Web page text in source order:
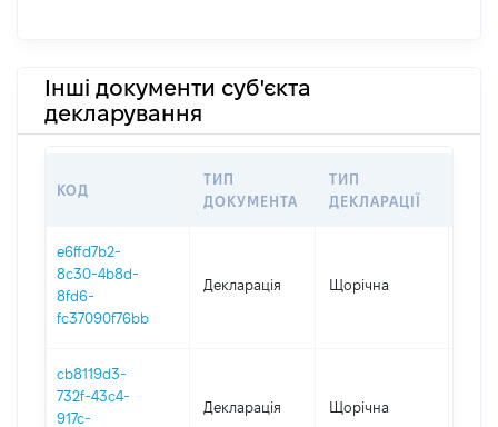
Інші документи суб'єкта
декларування
КОД
ТИП
ДОКУМЕНТА
ТИП
ДЕКЛАРАЦІЇ
e6ffd7b2-
8c30-4b8d-
8fd6-
fc37090f76bb
Декларація Щорічна
cb8119d3-
732f-43c4-
917c-
Декларація Щорічна